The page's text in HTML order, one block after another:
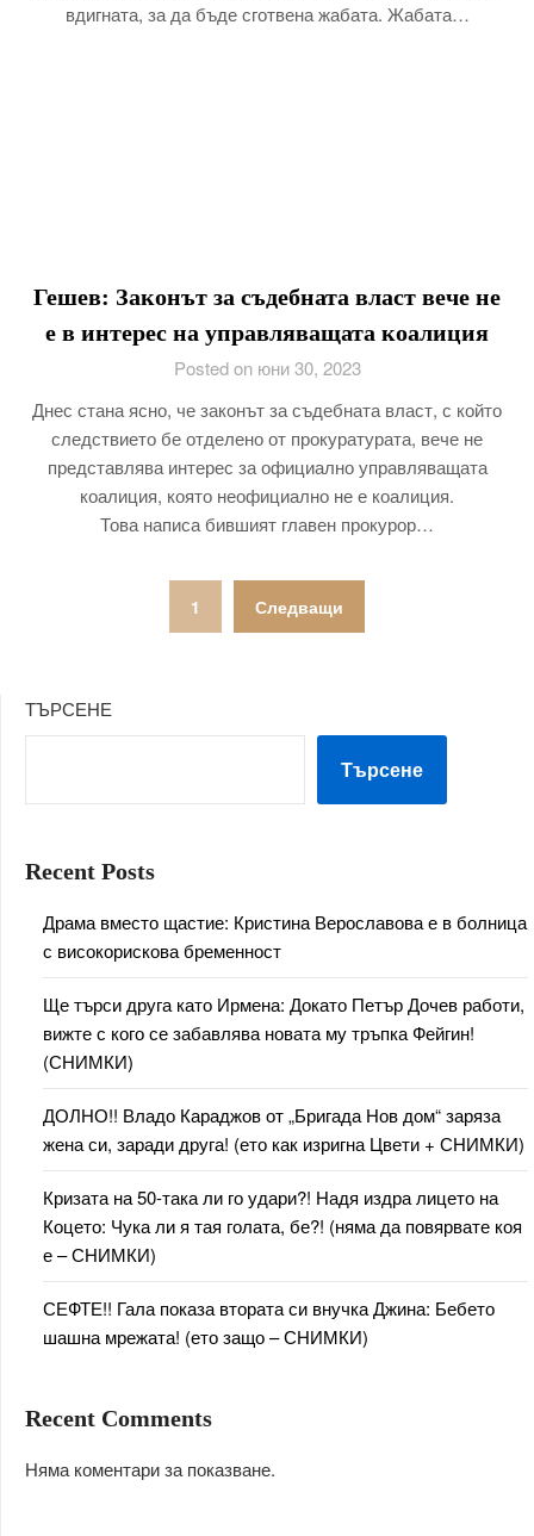
вдигната, за да бъде сготвена жабата. Жабата…
Гешев: Законът за съдебната власт вече не
е в интерес на управляващата коалиция
Posted on юни 30, 2023
Днес стана ясно, че законът за съдебната власт, с който
следствието бе отделено от прокуратурата, вече не
представлява интерес за официално управляващата
коалиция, която неофициално не е коалиция.
Това написа бившият главен прокурор…
на
1 Следващи
ТЪРСЕНЕ
Търсене
Recent Posts
Драма вместо щастие: Кристина Верославова е в болница
с високорискова бременност
Ще търси друга като Ирмена: Докато Петър Дочев работи,
вижте с кого се забавлява новата му тръпка Фейгин!
(СНИМКИ)
ДОЛНО!! Владо Караджов от „Бригада Нов дом“ заряза
жена си, заради друга! (ето как изригна Цвети + СНИМКИ)
Кризата на 50-така ли го удари?! Надя издра лицето на
Коцето: Чука ли я тая голата, бе?! (няма да повярвате коя
е – СНИМКИ)
СЕФТЕ!! Гала показа втората си внучка Джина: Бебето
шашна мрежата! (ето защо – СНИМКИ)
Recent Comments
Няма коментари за показване.